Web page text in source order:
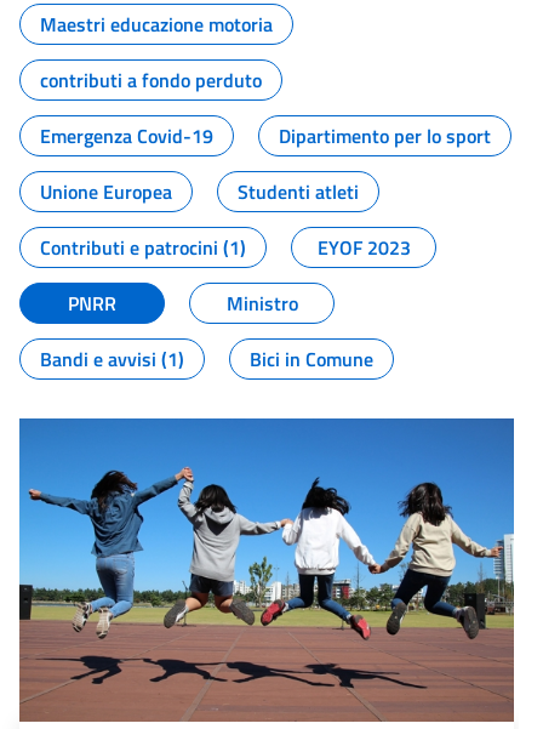
Maestri educazione motoria
contributi a fondo perduto
Emergenza Covid-19
Dipartimento per lo sport
Unione Europea
Studenti atleti
Contributi e patrocini (1)
EYOF 2023
PNRR
Ministro
Bandi e avvisi (1)
Bici in Comune